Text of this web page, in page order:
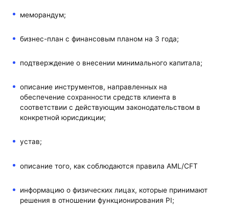
меморандум;
бизнес-план с финансовым планом на 3 года;
подтверждение о внесении минимального капитала;
описание инструментов, направленных на
обеспечение сохранности средств клиента в
соответствии с действующим законодательством в
конкретной юрисдикции;
устав;
описание того, как соблюдаются правила AML/CFT
информацию о физических лицах, которые принимают
решения в отношении функционирования PI;